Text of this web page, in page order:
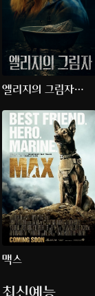
엘리지의 그림자
(2026)
맥스